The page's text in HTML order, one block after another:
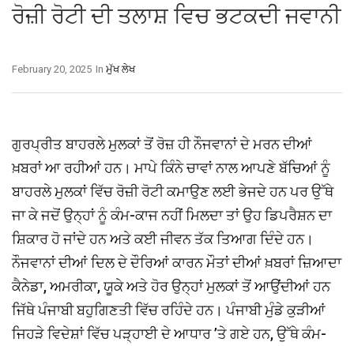
ਰੋਜ਼ੀ ਰੋਟੀ ਦੀ ਤਲਾਸ਼ ਵਿਚ ਭਟਕਦੀ ਜਵਾਨੀ
In ਮੁੱਖ ਲੇਖ
February 20, 2025
ਗੁਰਪ੍ਰੀਤ ਬਾਹਰਲੇ ਮੁਲਕਾਂ ਤੋਂ ਰੋਜ਼ ਹੀ ਨੌਜਵਾਨਾਂ ਦੇ ਮਰਨ ਦੀਆਂ
ਖ਼ਬਰਾਂ ਆ ਰਹੀਆਂ ਹਨ। ਮਾਪੇ ਕਿੰਨੇ ਚਾਵਾਂ ਨਾਲ ਆਪਣੇ ਬੱਚਿਆਂ ਨੂੰ
ਬਾਹਰਲੇ ਮੁਲਕਾਂ ਵਿੱਚ ਰੋਜ਼ੀ ਰੋਟੀ ਕਮਾਉਣ ਲਈ ਭੇਜਦੇ ਹਨ ਪਰ ਉੱਥੇ
ਜਾ ਕੇ ਜਦੋਂ ਉਨ੍ਹਾਂ ਨੂੰ ਕੰਮ-ਕਾਜ ਨਹੀਂ ਮਿਲਦਾ ਤਾਂ ਉਹ ਡਿਪਰੈਸ਼ਨ ਦਾ
ਸ਼ਿਕਾਰ ਹੋ ਜਾਂਦੇ ਹਨ ਅਤੇ ਕਈ ਜੀਵਨ ਤੱਕ ਤਿਆਗ ਦਿੰਦੇ ਹਨ।
ਨੌਜਵਾਨਾਂ ਦੀਆਂ ਦਿਲ ਦੇ ਦੌਰਿਆਂ ਕਾਰਨ ਮੌਤਾਂ ਦੀਆਂ ਖ਼ਬਰਾਂ ਜ਼ਿਆਦਾ
ਕੈਨੇਡਾ, ਅਮਰੀਕਾ, ਯੂਕੇ ਅਤੇ ਹੋਰ ਉਨ੍ਹਾਂ ਮੁਲਕਾਂ ਤੋਂ ਆਉਂਦੀਆਂ ਹਨ
ਜਿੱਥੇ ਪੰਜਾਬੀ ਬਹੁਗਿਣਤੀ ਵਿੱਚ ਰਹਿੰਦੇ ਹਨ। ਪੰਜਾਬੀ ਮੁੰਡੇ ਕੁੜੀਆਂ
ਜਿਹੜੇ ਵਿਦੇਸ਼ਾਂ ਵਿੱਚ ਪੜ੍ਹਾਈ ਦੇ ਆਧਾਰ ’ਤੇ ਗਏ ਹਨ, ਉੱਥੇ ਕੰਮ-